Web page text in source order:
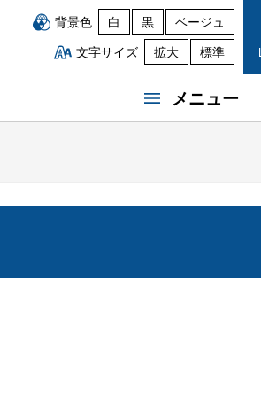
背景色 白 黒
ベージュ
文字サイズ
拡大 標準
メニュー